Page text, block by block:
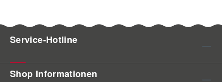
Service-Hotline
Shop Informationen